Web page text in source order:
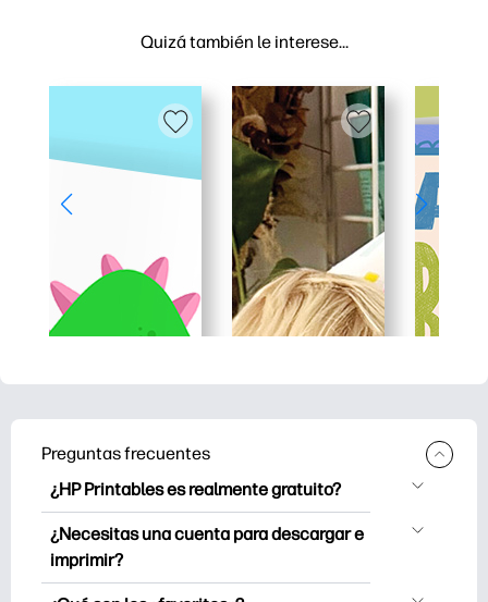
Quizá también le interese…
Preguntas frecuentes
¿HP Printables es realmente gratuito?
HP Printables ofrece más de 2500
imprimibles gratuitos para descargar e
imprimir. Explore páginas para colorear
¿Necesitas una cuenta para descargar e
imprimir?
Puede explorar e imprimir sin crear una